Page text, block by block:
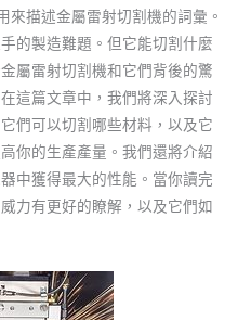
描述金屬雷射切割機的詞彙。
的製造難題。但它能切割什麼
屬雷射切割機和它們背後的驚
這篇文章中，我們將深入探討
們可以切割哪些材料，以及它
你的生產產量。我們還將介紹
中獲得最大的性能。當你讀完
力有更好的瞭解，以及它們如